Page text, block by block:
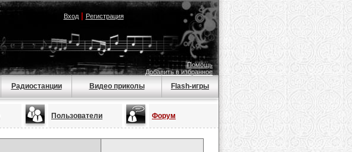
Вход| Регистрация
Помощь
Добавить в избранное
Радиостанции Видео приколы Flash-игры
Пользователи Форум